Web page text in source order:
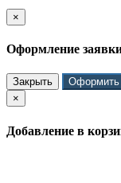
×
Оформление
Закрыть
Оформить
×
Добавление в